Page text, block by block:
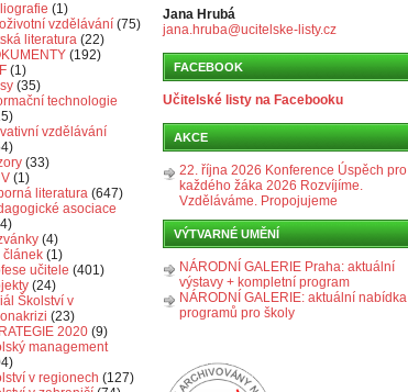
(1)
vzdělávání (75)
literatura (22)
(192)
(1)
(35)
technologie
vzdělávání
(33)
(1)
literatura (647)
asociace
(4)
článek (1)
učitele (401)
(24)
Školství v
(23)
2020 (9)
management
v regionech (127)
Jana Hrubá
jana.hruba@ucitelske-listy.cz
FACEBOOK
Učitelské listy na Facebooku
AKCE
22. října 2026 Konference Úspěch pro
každého žáka 2026 Rozvíjíme.
Vzděláváme. Propojujeme
VÝTVARNÉ UMĚNÍ
NÁRODNÍ GALERIE Praha: aktuální
výstavy + kompletní program
NÁRODNÍ GALERIE: aktuální nabídka
programů pro školy